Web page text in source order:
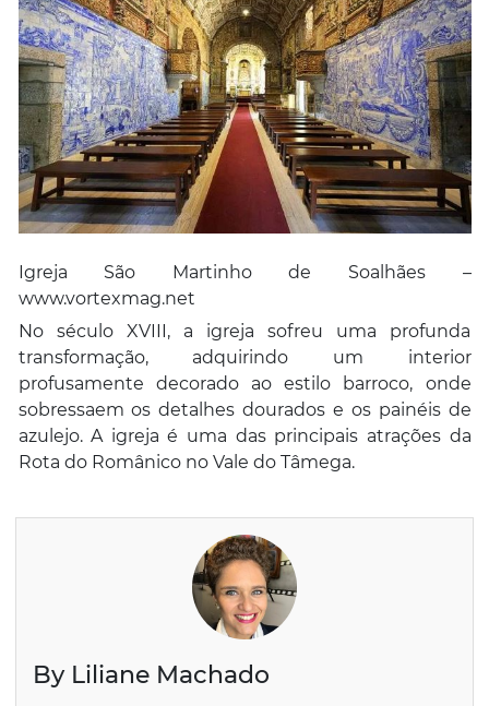
Igreja São Martinho de Soalhães –
www.vortexmag.net
No século XVIII, a igreja sofreu uma profunda
transformação, adquirindo um interior
profusamente decorado ao estilo barroco, onde
sobressaem os detalhes dourados e os painéis de
azulejo. A igreja é uma das principais atrações da
Rota do Românico no Vale do Tâmega.
By Liliane Machado